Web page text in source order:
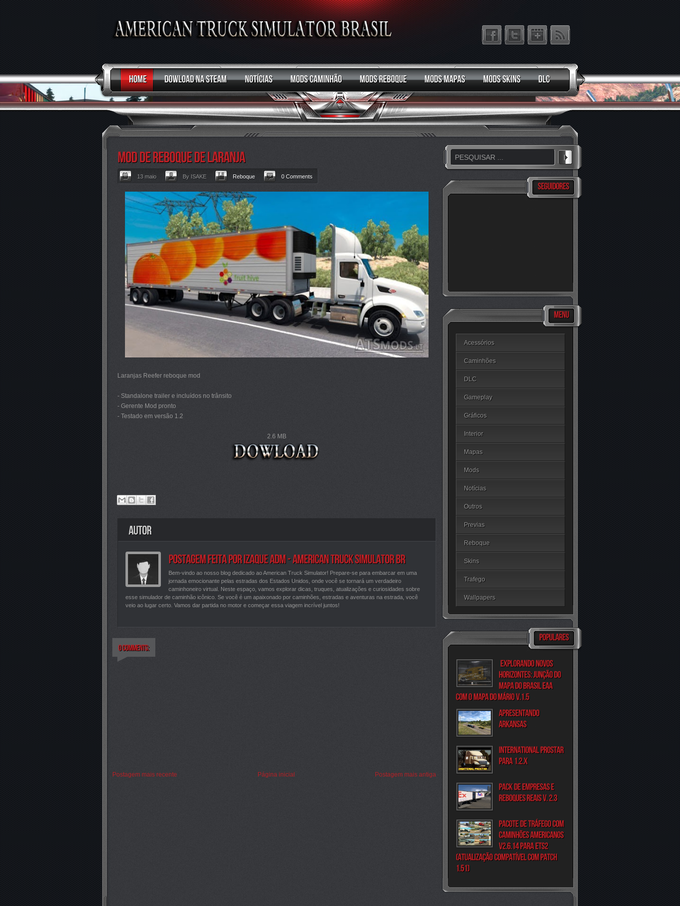
13 maio By ISAKE Reboque 0 Comments
Laranjas Reefer reboque mod
- Standalone trailer e incluídos no trânsito
- Gerente Mod pronto
- Testado em versão 1.2
2.6 MB
Bem-vindo ao nosso blog dedicado ao American Truck Simulator! Prepare-se para embarcar em uma
jornada emocionante pelas estradas dos Estados Unidos, onde você se tornará um verdadeiro
caminhoneiro virtual. Neste espaço, vamos explorar dicas, truques, atualizações e curiosidades sobre
esse simulador de caminhão icônico. Se você é um apaixonado por caminhões, estradas e aventuras na estrada, você
veio ao lugar certo. Vamos dar partida no motor e começar essa viagem incrível juntos!
Postagem mais recente Postagem mais antiga
Página inicial
Acessórios
Caminhões
DLC
Gameplay
Gráficos
Interior
Mapas
Mods
Notícias
Outros
Previas
Reboque
Skins
Trafego
Wallpapers